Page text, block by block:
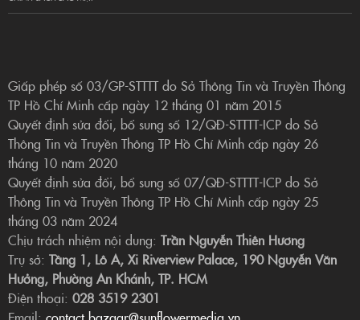
Giấp phép số 03/GP-STTTT do Sở Thông Tin và Truyền Thông
TP Hồ Chí Minh cấp ngày 12 tháng 01 năm 2015
Quyết định sửa đổi, bổ sung số 12/QĐ-STTTT-ICP do Sở
Thông Tin và Truyền Thông TP Hồ Chí Minh cấp ngày 26
tháng 10 năm 2020
Quyết định sửa đổi, bổ sung số 07/QĐ-STTTT-ICP do Sở
Thông Tin và Truyền Thông TP Hồ Chí Minh cấp ngày 25
tháng 03 năm 2024
Chịu trách nhiệm nội dung: Trần Nguyễn Thiên Hương
Trụ sở: Tầng 1, Lô A, Xi Riverview Palace, 190 Nguyễn Văn
Hưởng, Phường An Khánh, TP. HCM
Điện thoại: 028 3519 2301